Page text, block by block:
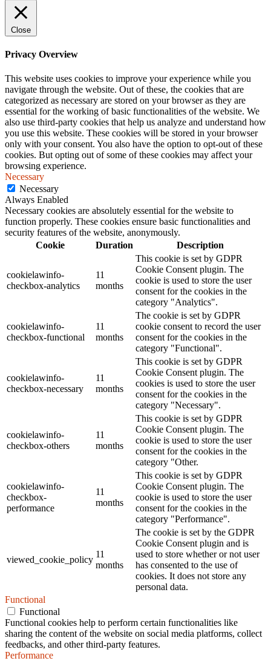
Close
Privacy Overview
This website uses cookies to improve your experience while you
navigate through the website. Out of these, the cookies that are
categorized as necessary are stored on your browser as they are
essential for the working of basic functionalities of the website. We
also use third-party cookies that help us analyze and understand how
you use this website. These cookies will be stored in your browser
only with your consent. You also have the option to opt-out of these
cookies. But opting out of some of these cookies may affect your
browsing experience.
Necessary
Necessary
Always Enabled
Necessary cookies are absolutely essential for the website to
function properly. These cookies ensure basic functionalities and
security features of the website, anonymously.
Cookie
Duration Description
cookielawinfo-
checkbox-analytics
11
months
This cookie is set by GDPR
Cookie Consent plugin. The
cookie is used to store the user
consent for the cookies in the
category "Analytics".
cookielawinfo-
checkbox-functional
11
months
The cookie is set by GDPR
cookie consent to record the user
consent for the cookies in the
category "Functional".
cookielawinfo-
checkbox-necessary
11
months
This cookie is set by GDPR
Cookie Consent plugin. The
cookies is used to store the user
consent for the cookies in the
category "Necessary".
cookielawinfo-
checkbox-others
11
months
This cookie is set by GDPR
Cookie Consent plugin. The
cookie is used to store the user
consent for the cookies in the
category "Other.
cookielawinfo-
checkbox-
performance
11
months
This cookie is set by GDPR
Cookie Consent plugin. The
cookie is used to store the user
consent for the cookies in the
category "Performance".
viewed_cookie_policy
11
months
The cookie is set by the GDPR
Cookie Consent plugin and is
used to store whether or not user
has consented to the use of
cookies. It does not store any
personal data.
Functional
Functional
Functional cookies help to perform certain functionalities like
sharing the content of the website on social media platforms, collect
feedbacks, and other third-party features.
Performance